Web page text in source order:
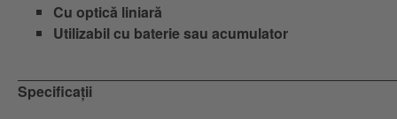
Cu optică liniară
Utilizabil cu baterie sau acumulator
Specificații